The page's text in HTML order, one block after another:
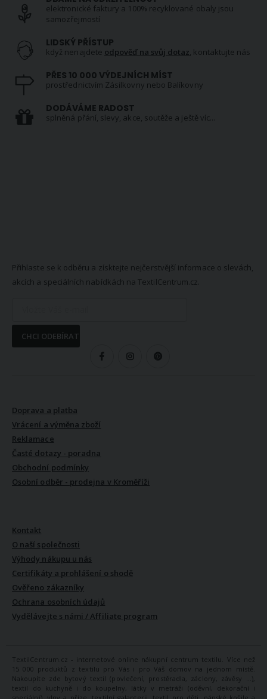
elektronické faktury a 100% recyklované obaly jsou
samozřejmostí
LIDSKÝ PŘÍSTUP
když nenajdete odpověď na svůj dotaz, kontaktujte nás
PŘES 10 000 VÝDEJNÍCH MÍST
prostřednictvím Zásilkovny nebo Balíkovny
DODÁVÁME RADOST
splněná přání, slevy, akce, soutěže a ještě víc...
Přihlaste se k odběru a získtejte nejčerstvější informace o slevách,
akcích a speciálních nabídkách na TextilCentrum.cz.
CHCI ODEBÍRAT
Doprava a platba
Vrácení a výměna zboží
Reklamace
Časté dotazy - poradna
Obchodní podmínky
Osobní odběr - prodejna v Kroměříži
Kontakt
O naší společnosti
Výhody nákupu u nás
Certifikáty a prohlášení o shodě
Ověřeno zákazníky
Ochrana osobních údajů
Vydělávejte s námi / Affiliate program
TextilCentrum.cz - internetové online nákupní centrum textilu. Více než
15 000 produktů z textilu pro Vás i pro Váš domov na jednom místě.
Nakoupíte zde bytový textil (povlečení, prostěradla, záclony, závěsy ...),
textil do kuchyně i do koupelny, látky v metráži (oděvní, dekorační i